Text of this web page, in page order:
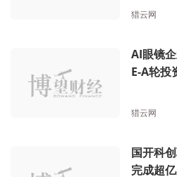
猎云网
AI眼镜
E-A轮投
猎云网
国开科
完成超